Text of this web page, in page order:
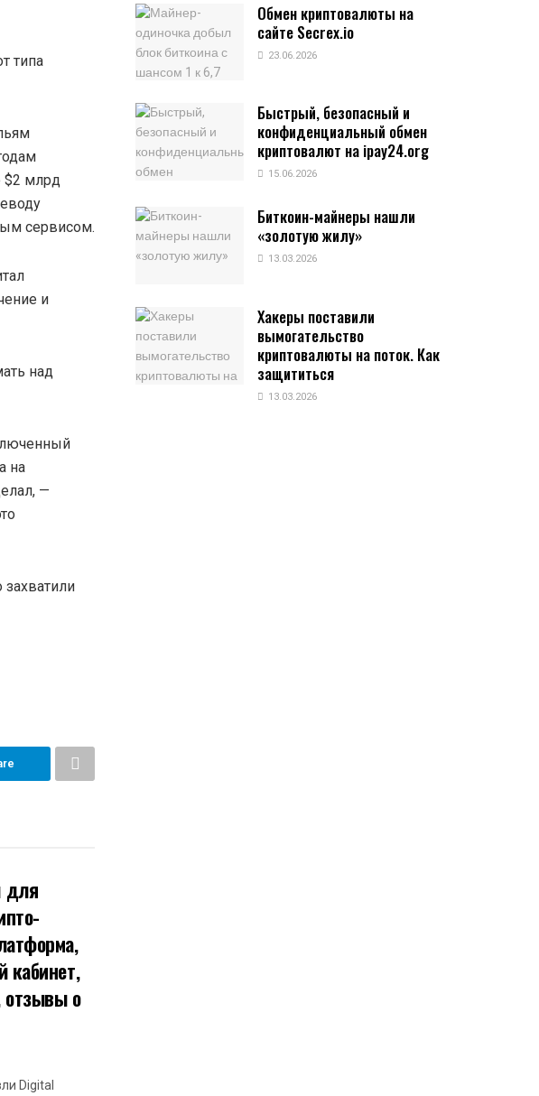
типа
$2 млрд
сервисом.
и
над
на
—
для
кабинет,
отзывы о
Digital
Обмен криптовалюты на
сайте Secrex.io
23.06.2026
Быстрый, безопасный и
конфиденциальный обмен
криптовалют на ipay24.org
15.06.2026
Биткоин-майнеры нашли
«золотую жилу»
13.03.2026
Хакеры поставили
вымогательство
криптовалюты на поток. Как
защититься
13.03.2026